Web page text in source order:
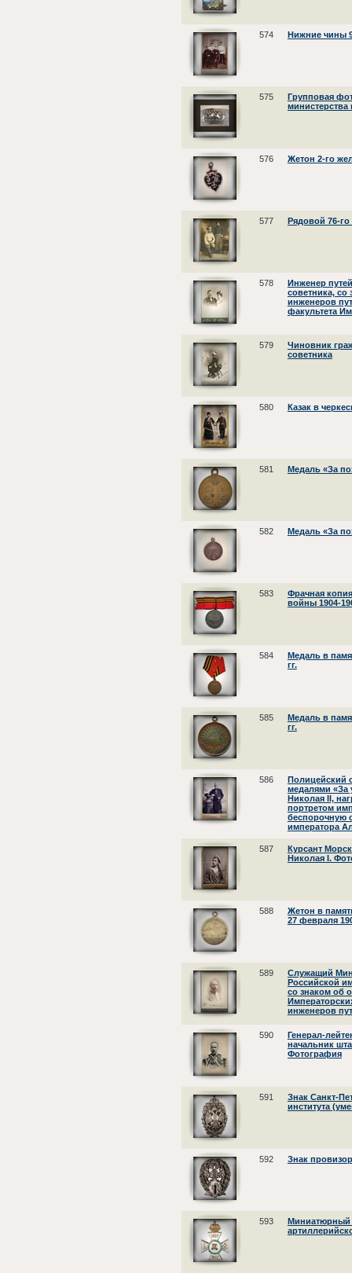
574 Нижние чины
575
Групповая
министерства
576 Жетон 2-го
577 Рядовой 76-
578
Инженер
советника, со
инженеров
факультета
579
Чиновник
советника
580 Казак в
581 Медаль «За
582 Медаль «За
583
Фрачная
войны 1904-
584
Медаль в
гг.
585
Медаль в
гг.
586
Полицейский
медалями «За
Николая II,
портретом
беспорочную
императора
587
Курсант
Николая I.
588
Жетон в
27 февраля
589
Служащий
Российской
со знаком об
инженеров
590
Генерал-
начальник
Фотография
591
Знак Санкт-
института
592 Знак
593
Миниатюрный